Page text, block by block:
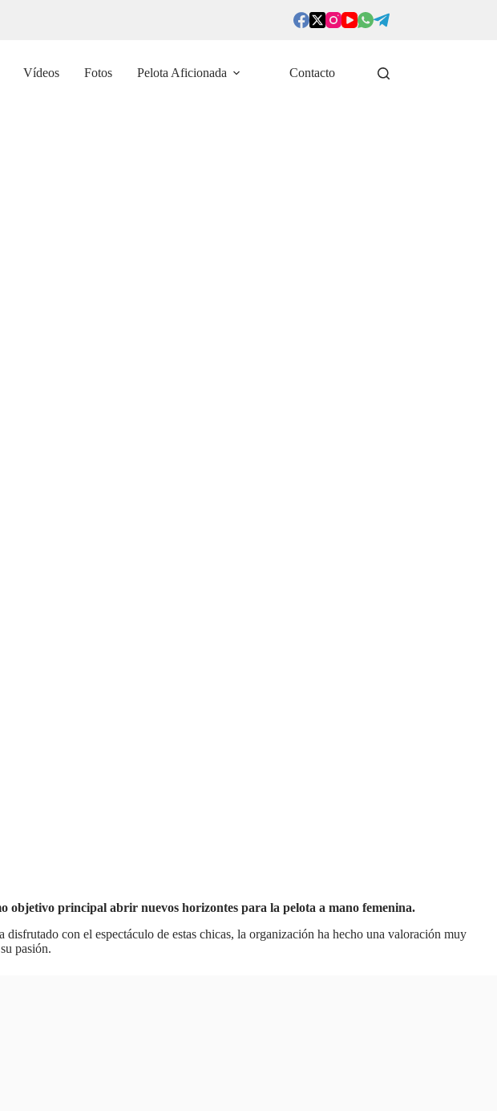
Vídeos Fotos Pelota Aficionada Contacto
objetivo principal abrir nuevos horizontes para la pelota a mano femenina.
con el espectáculo de estas chicas, la organización ha hecho una valoración muy
pasión.